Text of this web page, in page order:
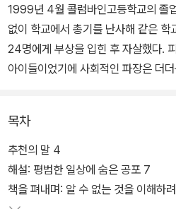
1999년 4월 콜럼바인고등학교의 졸
없이 학교에서 총기를 난사해 같은
24명에게 부상을 입힌 후 자살했다.
아이들이었기에 사회적인 파장은 더
딜런 클리볼드가 태어나서 사건을 벌
후 17년, 총 34년간의 일을 정리하고
가, 사건을 벌인 아이들은 어떤 아이
목차
추천의 말 4
해설: 평범한 일상에 숨은 공포 7
책을 펴내며: 알 수 없는 것을 이해하